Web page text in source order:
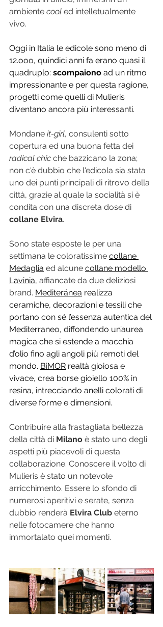
ambiente cool ed intelletualmente
vivo.
Oggi in Italia le edicole sono meno di
12.ooo, quindici anni fa erano quasi il
quadruplo: scompaiono ad un ritmo
impressionante e per questa ragione,
progetti come quelli di Mulieris
diventano ancora più interessanti.
Mondane it-girl, consulenti sotto
copertura ed una buona fetta dei
radical chic che bazzicano la zona;
non c'è dubbio che l'edicola sia stata
uno dei punti principali di ritrovo della
città, grazie al quale la socialità si è
condita con una discreta dose di
collane Elvira.
Sono state esposte le per una
settimana le coloratissime collane
Medaglia ed alcune collane modello
Lavinia, affiancate da due deliziosi
brand. Mediteránea realizza
ceramiche, decorazioni e tessili che
portano con sé l’essenza autentica del
Mediterraneo, diffondendo un’aurea
magica che si estende a macchia
d’olio fino agli angoli più remoti del
mondo. BiMOR realtà gioiosa e
vivace, crea borse gioiello 100% in
resina, intrecciando anelli colorati di
diverse forme e dimensioni.
Contribuire alla frastagliata bellezza
della città di Milano è stato uno degli
aspetti più piacevoli di questa
collaborazione. Conoscere il volto di
Mulieris è stato un notevole
arricchimento. Essere lo sfondo di
numerosi aperitivi e serate, senza
dubbio renderà Elvira Club eterno
nelle fotocamere che hanno
immortalato quei momenti.